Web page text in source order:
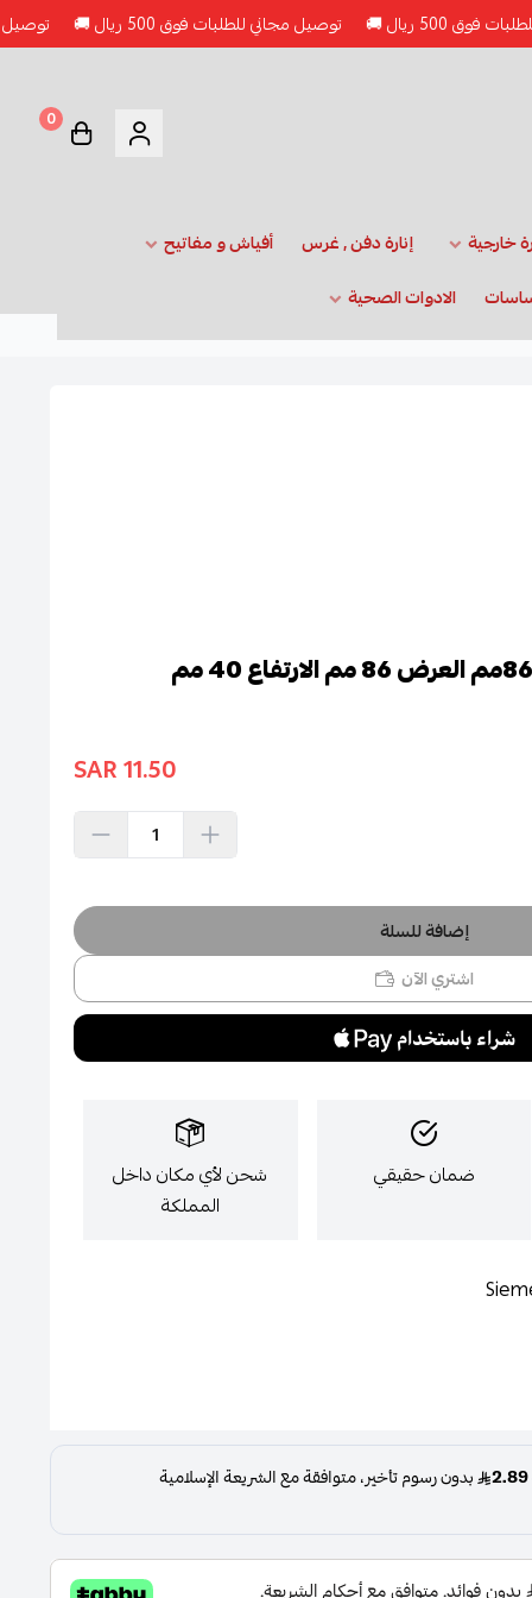
🚚 توصيل مجاني للطلبات فوق 500 ريال 🚚 توصيل مجاني
0
خارجية إنارة دفن , غرس
أفياش و مفاتيح
الادوات الصحية
11.50 SAR
إضافة للسلة
اشتري الآن
ضمان حقيقي
شحن لأي مكان داخل
المملكة